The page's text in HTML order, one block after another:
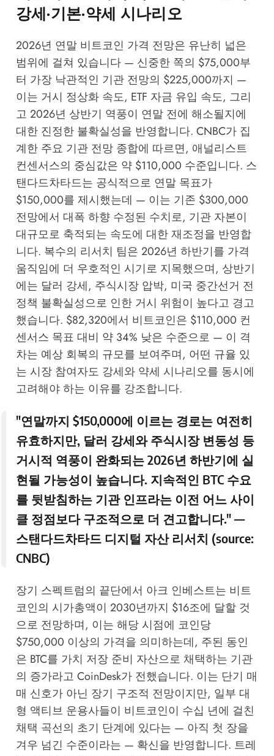
강세·기본·약세 시나리오
2026년 연말 비트코인 가격 전망은 유난히 넓은
범위에 걸쳐 있습니다 — 신중한 쪽의 $75,000부
터 가장 낙관적인 기관 전망의 $225,000까지 —
이는 거시 정상화 속도, ETF 자금 유입 속도, 그리
고 2026년 상반기 역풍이 연말 전에 해소될지에
대한 진정한 불확실성을 반영합니다. CNBC가 집
계한 주요 기관 전망 종합에 따르면, 애널리스트
컨센서스의 중심값은 약 $110,000 수준입니다. 스
탠다드차타드는 공식적으로 연말 목표가
$150,000를 제시했는데 — 이는 기존 $300,000
전망에서 대폭 하향 수정된 수치로, 기관 자본이
대규모로 축적되는 속도에 대한 재조정을 반영합
니다. 복수의 리서치 팀은 2026년 하반기를 가격
움직임에 더 우호적인 시기로 지목했으며, 상반기
에는 달러 강세, 주식시장 압박, 미국 중간선거 전
정책 불확실성으로 인한 거시 위험이 높다고 경고
했습니다. $82,320에서 비트코인은 $110,000 컨
센서스 목표 대비 약 34% 낮은 수준으로 — 이 격
차는 예상 회복의 규모를 보여주며, 어떤 규율 있
는 시장 참여자도 강세와 약세 시나리오를 동시에
고려해야 하는 이유를 강조합니다.
"연말까지 $150,000에 이르는 경로는 여전히
유효하지만, 달러 강세와 주식시장 변동성 등
거시적 역풍이 완화되는 2026년 하반기에 실
현될 가능성이 높습니다. 지속적인 BTC 수요
를 뒷받침하는 기관 인프라는 이전 어느 사이
클 정점보다 구조적으로 더 견고합니다." —
스탠다드차타드 디지털 자산 리서치 (source:
CNBC)
장기 스펙트럼의 끝단에서 아크 인베스트는 비트
코인의 시가총액이 2030년까지 $16조에 달할 것
으로 전망하며, 이는 해당 시점에 코인당
$750,000 이상의 가격을 의미하는데, 주된 동인
은 BTC를 가치 저장 준비 자산으로 채택하는 기관
의 증가라고 CoinDesk가 전했습니다. 이는 단기 매
매 신호가 아닌 장기 구조적 전망이지만, 일부 대
형 액티브 운용사들이 비트코인이 수십 년에 걸친
채택 곡선의 초기 단계에 있다는 — 아직 첫 장을
겨우 넘긴 수준이라는 — 확신을 반영합니다. 트레